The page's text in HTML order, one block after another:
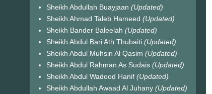
Sheikh Abdullah Buayjaan (Updated)
Sheikh Ahmad Taleb Hameed (Updated)
Sheikh Bander Baleelah (Updated)
Sheikh Abdul Bari Ath Thubaiti (Updated)
Sheikh Abdul Muhsin Al Qasim (Updated)
Sheikh Abdul Rahman As Sudais (Updated)
Sheikh Abdul Wadood Hanif (Updated)
Sheikh Abdullah Awaad Al Juhany (Updated)